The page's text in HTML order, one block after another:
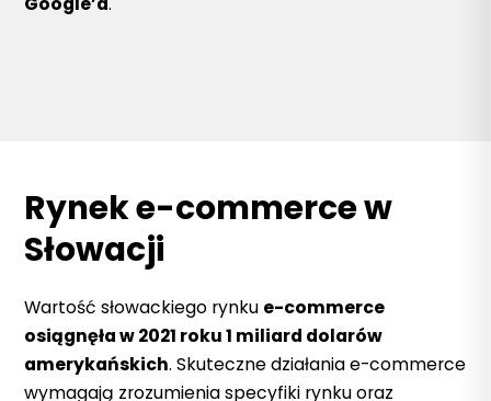
Rynek e-commerce w
Słowacji
Wartość słowackiego rynku e-commerce
osiągnęła w 2021 roku 1 miliard dolarów
amerykańskich. Skuteczne działania e-commerce
wymagają zrozumienia specyfiki rynku oraz